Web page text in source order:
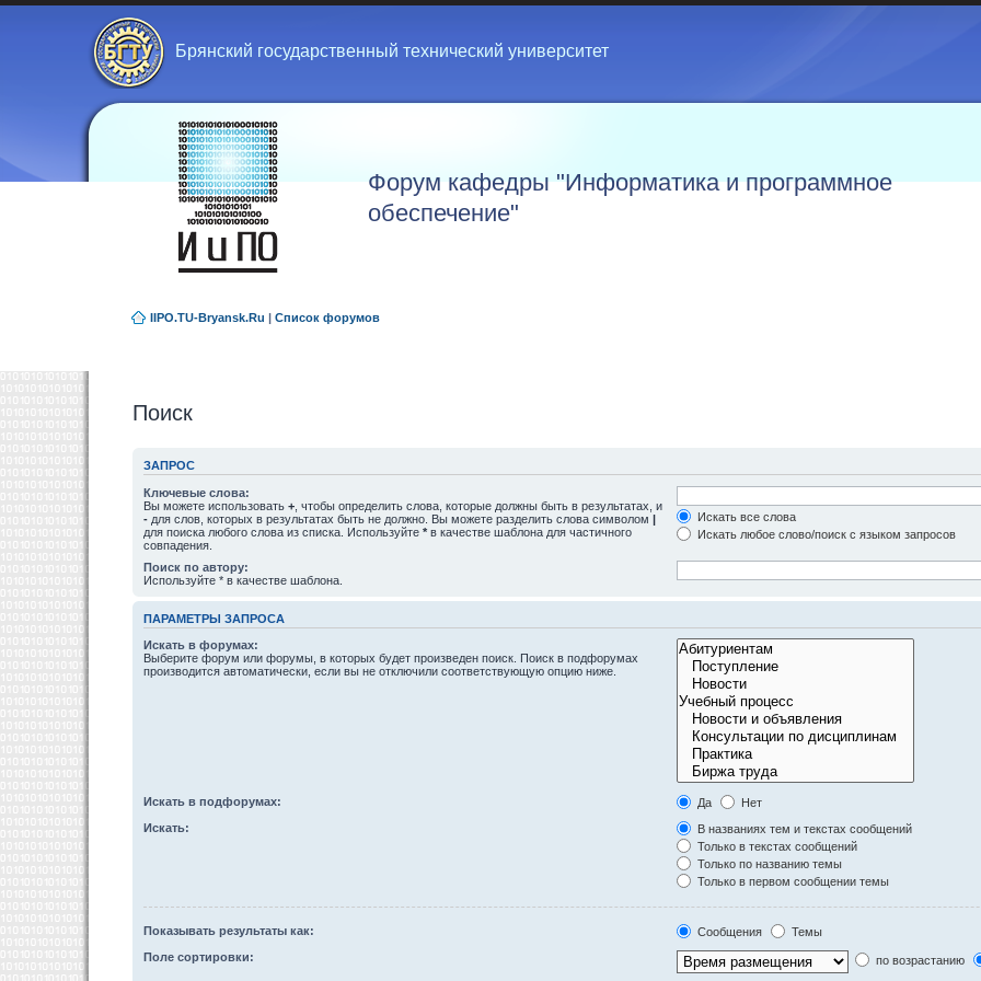
Брянский государственный технический университет
Форум кафедры "Информатика и программное
обеспечение"
IIPO.TU-Bryansk.Ru | Список форумов
Поиск
ЗАПРОС
Ключевые слова:
Вы можете использовать + , чтобы определить слова, которые должны быть в результатах, и
- для слов, которых в результатах быть не должно. Вы можете разделить слова символом |
для поиска любого слова из списка. Используйте * в качестве шаблона для частичного
совпадения.
Искать все слова
Искать любое слово/поиск с языком запросов
Поиск по автору:
Используйте * в качестве шаблона.
ПАРАМЕТРЫ ЗАПРОСА
Искать в форумах:
Выберите форум или форумы, в которых будет произведен поиск. Поиск в подфорумах
производится автоматически, если вы не отключили соответствующую опцию ниже.
Искать в подфорумах: Да
Нет
Искать:
В названиях тем и текстах сообщений
Только в текстах сообщений
Только по названию темы
Только в первом сообщении темы
Показывать результаты как: Сообщения
Темы
Поле сортировки:
по возрастанию